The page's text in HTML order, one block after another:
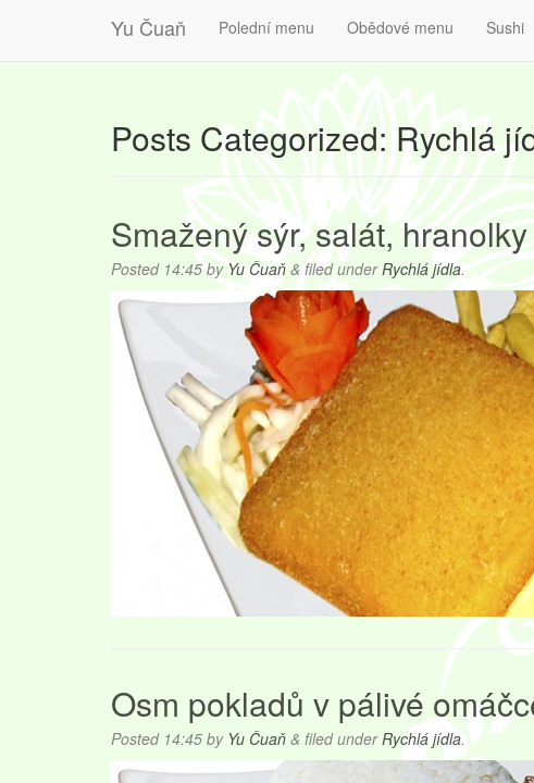
Yu Čuaň Polední menu Obědové menu Sushi
Posts Categorized:Rychlá
Smažený sýr, salát, hranolky
Posted 14:45byYu Čuaň &filed underRychlá jídla.
Osm pokladů v pálivé
Posted 14:45 by Yu Čuaň & filed underRychlá jídla.